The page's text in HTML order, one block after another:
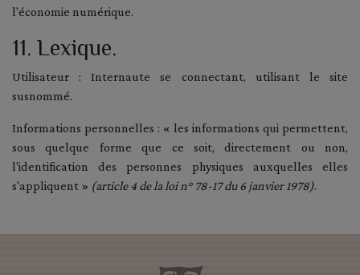
l'économie numérique.
11. Lexique.
Utilisateur : Internaute se connectant, utilisant le site
susnommé.
Informations personnelles : « les informations qui permettent,
sous quelque forme que ce soit, directement ou non,
l'identification des personnes physiques auxquelles elles
s'appliquent » (article 4 de la loi n° 78-17 du 6 janvier 1978).